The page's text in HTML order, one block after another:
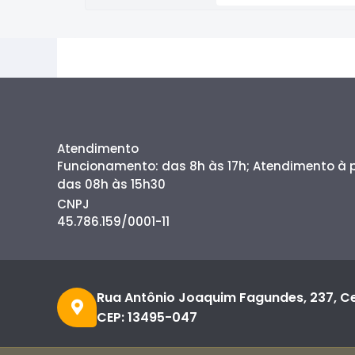
Rua Antônio Joaquim Fagundes, 237,
CEP: 13495-047
Atendimento
Funcionamento: das 8h às 17h; Atendimento à
das 08h às 15h30
CNPJ
45.786.159/0001-11